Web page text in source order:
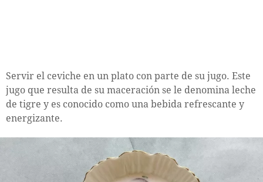
Servir el ceviche en un plato con parte de su jugo. Este
jugo que resulta de su maceración se le denomina leche
de tigre y es conocido como una bebida refrescante y
energizante.